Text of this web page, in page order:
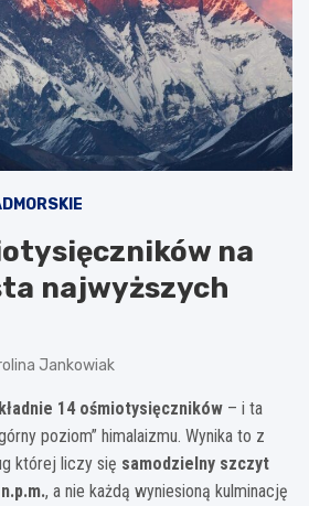
na
najwyższych
Jankowiak
14 ośmiotysięczników – i ta
poziom” himalaizmu. Wynika to z
której liczy się samodzielny szczyt
, a nie każdą wyniesioną kulminację